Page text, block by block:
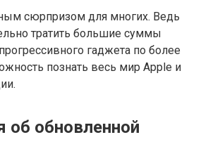
сюрпризом для многих. Ведь
тратить большие суммы
гаджета по более
познать весь мир Apple и
об обновленной